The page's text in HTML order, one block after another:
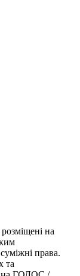
на
права.
та